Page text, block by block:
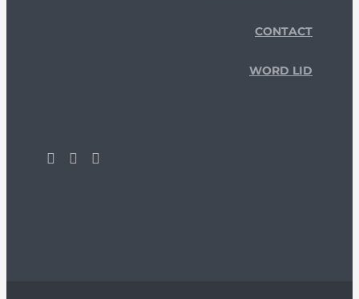
CONTACT
WORD LID